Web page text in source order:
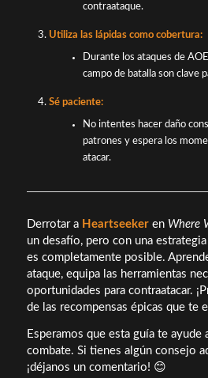
contraataque.
Utiliza las lápidas como cobertura:
Durante los ataques de
campo de batalla son clave
Sé paciente:
No intentes hacer daño
patrones y espera los
atacar.
Derrotar a Heartseekeren Where
un desafío, pero con una
es completamente posible.
ataque, equipa las herramientas
oportunidades para contraatacar.
de las recompensas épicas que te
Esperamos que esta guía te ayude
combate. Si tienes algún consejo
¡déjanos un comentario! 😊